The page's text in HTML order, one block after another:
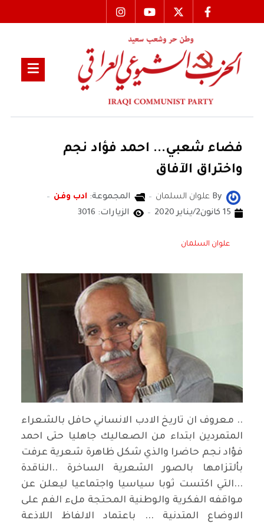
فضاء شعبي... احمد فؤاد نجم
واختراق الآفاق
By علوان السلمان المجموعة: ادب وفن
15 كانون2/يناير 2020
الزيارات: 3016
علوان السلمان
.. معروف ان تاريخ الادب الانساني حافل بالشعراء
المتمردين ابتداء من الصعاليك جاهليا حتى احمد
فؤاد نجم حاضرا والذي شكل ظاهرة شعرية عرفت
بألتزامها بالصور الشعرية الساخرة ..الناقدة
...التي اكتست ثوبا سياسيا واجتماعيا ليعلن عن
مواقفه الفكرية والوطنية المحتجة ملء الفم على
الاوضاع المتدنية ... باعتماد الالفاظ اللاذعة